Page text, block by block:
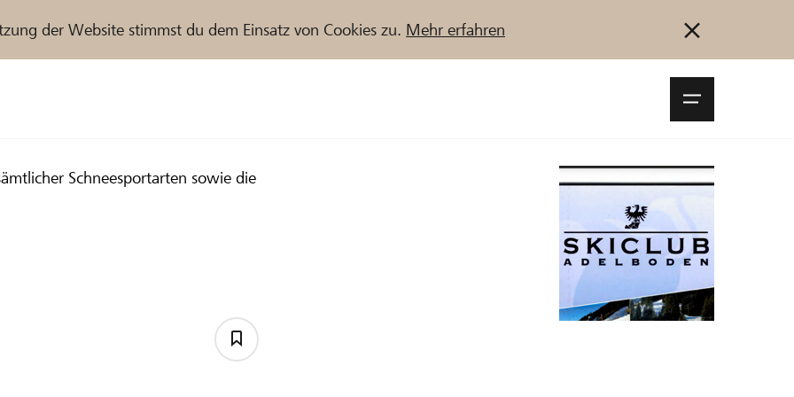
der Website stimmst du dem Einsatz von Cookies zu. Mehr erfahren
/ Raiffeisenbank Anmelden Registrieren
Jetzt starten
Schneesportarten sowie die